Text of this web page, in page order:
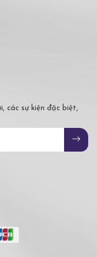
các sự kiện đặc biệt,